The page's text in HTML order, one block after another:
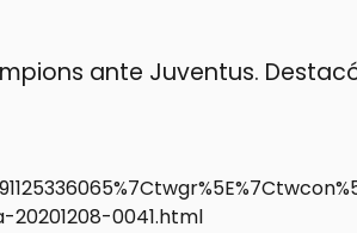
ante Juventus.
0041.html